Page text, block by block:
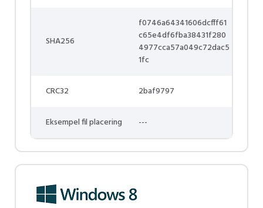
SHA256
f0746a64341606dcfff61
c65e4df6fba38431f280
4977cca57a049c72dac5
1fc
CRC32 2baf9797
Eksempel fil placering ---